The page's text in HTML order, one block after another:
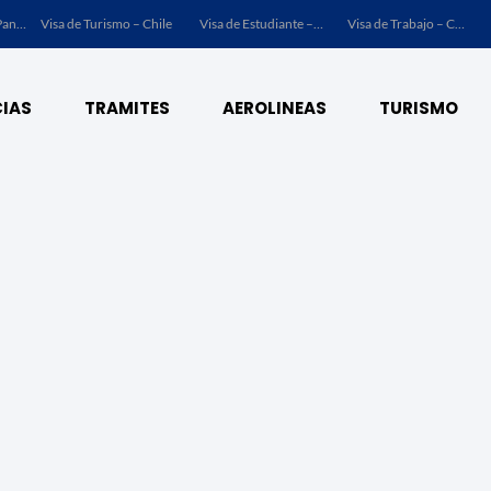
Visa de Turismo – Panamá Visa de Turismo – Chile Visa de Estudiante – Chile Visa de Trabajo – Chile
TRAMITES AEROLINEAS TURISMO